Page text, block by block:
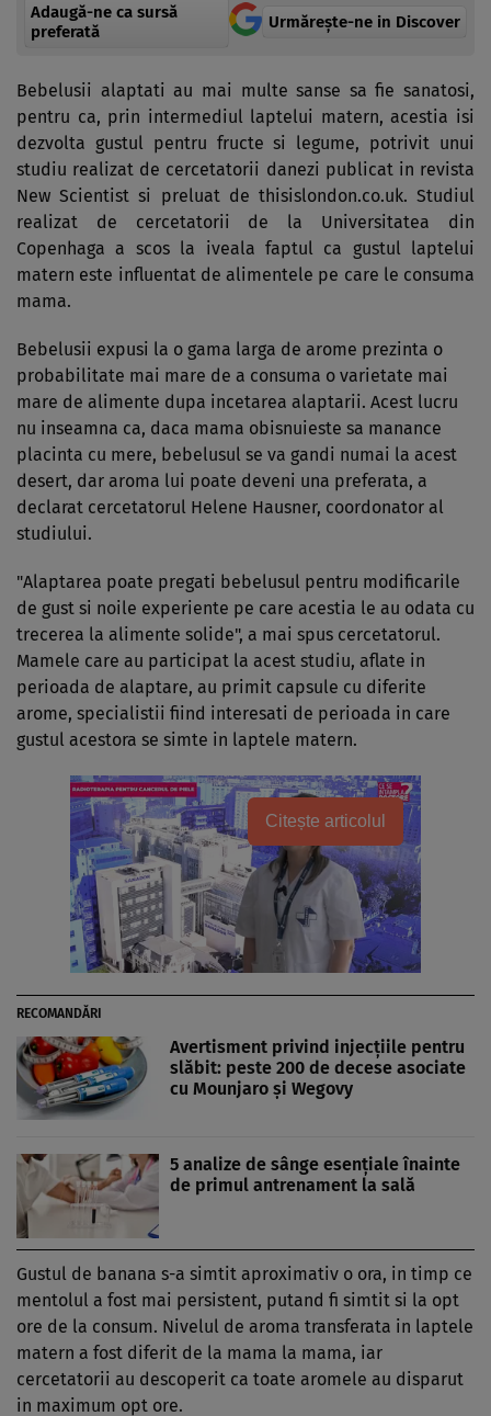
Adaugă-ne ca sursă
preferată
Urmărește-ne in Discover
Bebelusii alaptati au mai multe sanse sa fie sanatosi,
pentru ca, prin intermediul laptelui matern, acestia isi
dezvolta gustul pentru fructe si legume, potrivit unui
studiu realizat de cercetatorii danezi publicat in revista
New Scientist si preluat de thisislondon.co.uk. Studiul
realizat de cercetatorii de la Universitatea din
Copenhaga a scos la iveala faptul ca gustul laptelui
matern este influentat de alimentele pe care le consuma
mama.
Bebelusii expusi la o gama larga de arome prezinta o
probabilitate mai mare de a consuma o varietate mai
mare de alimente dupa incetarea alaptarii. Acest lucru
nu inseamna ca, daca mama obisnuieste sa manance
placinta cu mere, bebelusul se va gandi numai la acest
desert, dar aroma lui poate deveni una preferata, a
declarat cercetatorul Helene Hausner, coordonator al
studiului.
"Alaptarea poate pregati bebelusul pentru modificarile
de gust si noile experiente pe care acestia le au odata cu
trecerea la alimente solide", a mai spus cercetatorul.
Mamele care au participat la acest studiu, aflate in
perioada de alaptare, au primit capsule cu diferite
arome, specialistii fiind interesati de perioada in care
gustul acestora se simte in laptele matern.
Citește articolul
RECOMANDĂRI
Avertisment privind injecțiile pentru
slăbit: peste 200 de decese asociate
cu Mounjaro și Wegovy
5 analize de sânge esențiale înainte
de primul antrenament la sală
Gustul de banana s-a simtit aproximativ o ora, in timp ce
mentolul a fost mai persistent, putand fi simtit si la opt
ore de la consum. Nivelul de aroma transferata in laptele
matern a fost diferit de la mama la mama, iar
cercetatorii au descoperit ca toate aromele au disparut
in maximum opt ore.